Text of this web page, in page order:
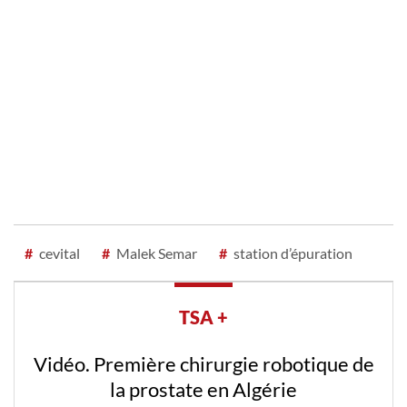
# cevital # Malek Semar # station d’épuration
TSA +
Vidéo. Première chirurgie robotique de
la prostate en Algérie